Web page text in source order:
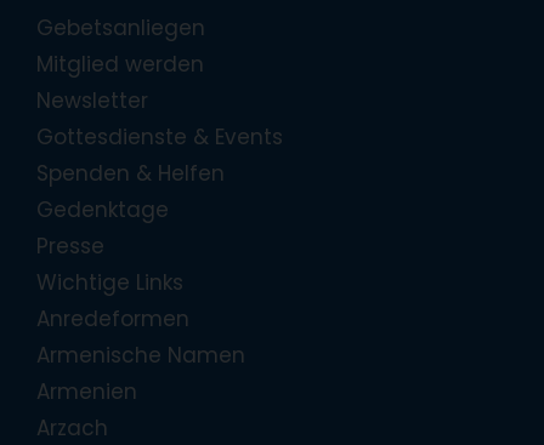
Gebetsanliegen
Mitglied werden
Newsletter
Gottesdienste & Events
Spenden & Helfen
Gedenktage
Presse
Wichtige Links
Anredeformen
Armenische Namen
Armenien
Arzach